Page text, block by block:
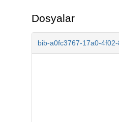
Dosyalar
bib-a0fc3767-17a0-